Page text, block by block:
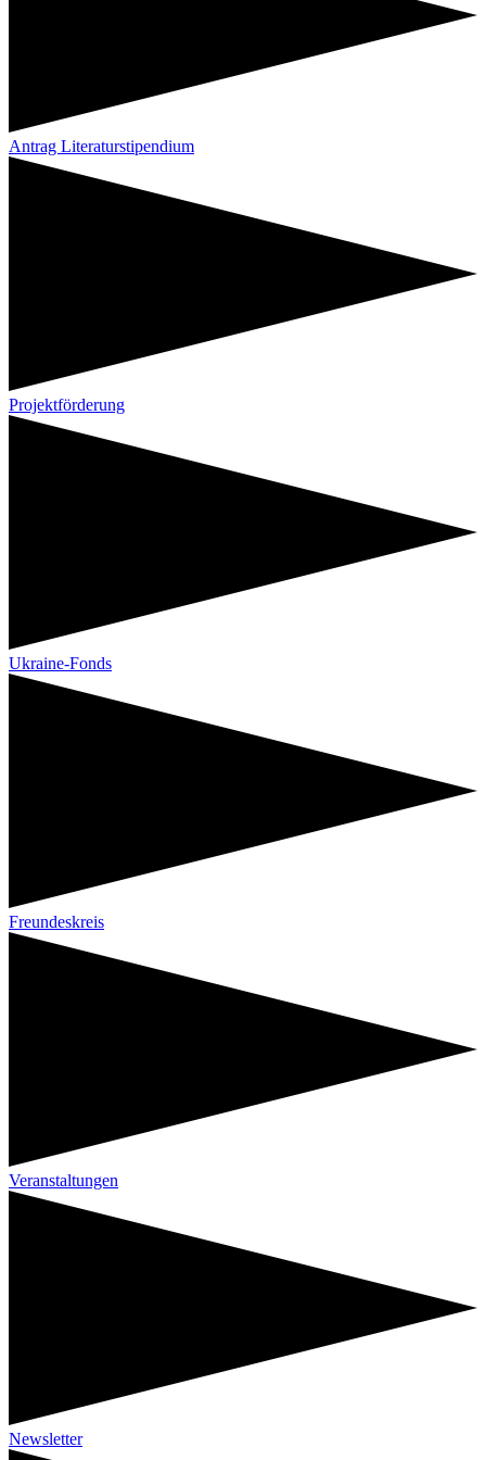
Antrag Literaturstipendium
Projektförderung
Ukraine-Fonds
Freundeskreis
Veranstaltungen
Newsletter